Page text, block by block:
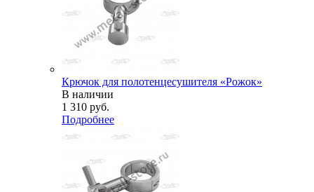
Крючок для полотенцесушителя «Рожок»
В наличии
1 310 руб.
Подробнее